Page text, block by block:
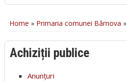
Home » Primaria comunei Bârnova »
Achiziții publice
Anunțuri